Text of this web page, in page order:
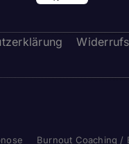
Burnout Coaching /